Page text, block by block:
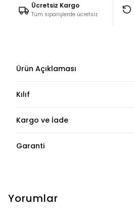
Ücretsiz Kargo
Tüm siparişlerde ücretsiz
Ürün Açıklaması
Kılıf
Kargo ve İade
Garanti
Yorumlar